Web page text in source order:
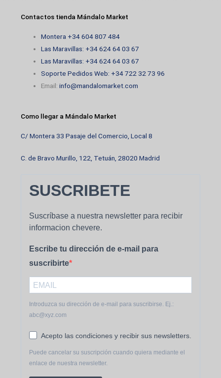
producto
Contactos tienda Mándalo Market
Montera +34 604 807 484
Las Maravillas: +34 624 64 03 67
Las Maravillas: +34 624 64 03 67
Soporte Pedidos Web: +34 722 32 73 96
Email:info@mandalomarket.com
Como llegar a Mándalo Market
C/ Montera 33 Pasaje del Comercio, Local 8
C. de Bravo Murillo, 122, Tetuán, 28020 Madrid
SUSCRIBETE
Suscríbase a nuestra newsletter para recibir
informacion chevere.
Escribe tu dirección de e-mail para
suscribirte
Introduzca su dirección de e-mail para suscribirse. Ej.:
abc@xyz.com
Acepto las condiciones y recibir sus newsletters.
Puede cancelar su suscripción cuando quiera mediante el
enlace de nuestra newsletter.